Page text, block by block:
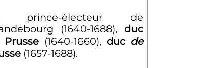
prince-électeur de
(1640-1688), duc
Prusse (1640-1660), duc de
(1657-1688).